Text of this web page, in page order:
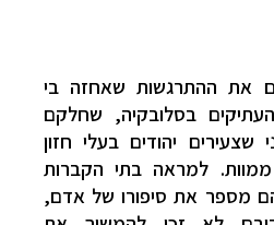
את ההתרגשות שאחזה בי
בסלובקיה, שחלקם
יהודים בעלי חזון
ממוות. למראה בתי הקברות
מספר את סיפורו של אדם,